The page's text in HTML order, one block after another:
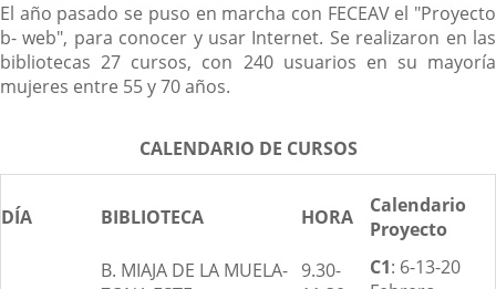
El año pasado se puso en marcha con FECEAV el "Proyecto
b- web", para conocer y usar Internet. Se realizaron en las
bibliotecas 27 cursos, con 240 usuarios en su mayoría
mujeres entre 55 y 70 años.
CALENDARIO DE CURSOS
DÍA BIBLIOTECA HORA
Calendario
Proyecto
B. MIAJA DE LA MUELA- 9.30-
C1: 6-13-20